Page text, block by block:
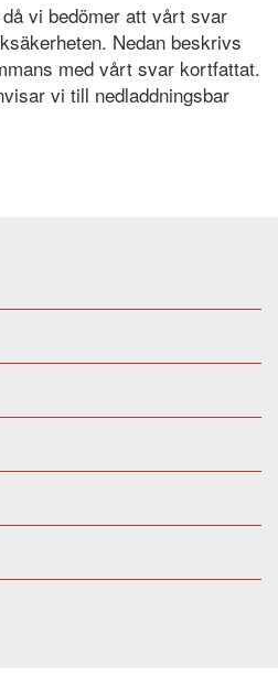
vi bedömer att vårt svar
Nedan beskrivs
med vårt svar kortfattat.
vi till nedladdningsbar